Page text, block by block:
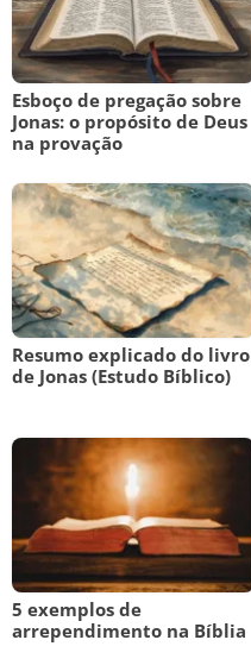
Esboço de pregação sobre
Jonas: o propósito de Deus
na provação
Resumo explicado do livro
de Jonas (Estudo Bíblico)
5 exemplos de
arrependimento na Bíblia